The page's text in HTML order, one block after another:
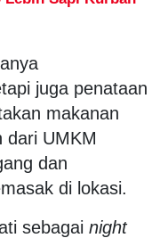
juga penataan
makanan
dari UMKM
dan
di lokasi.
sebagai night